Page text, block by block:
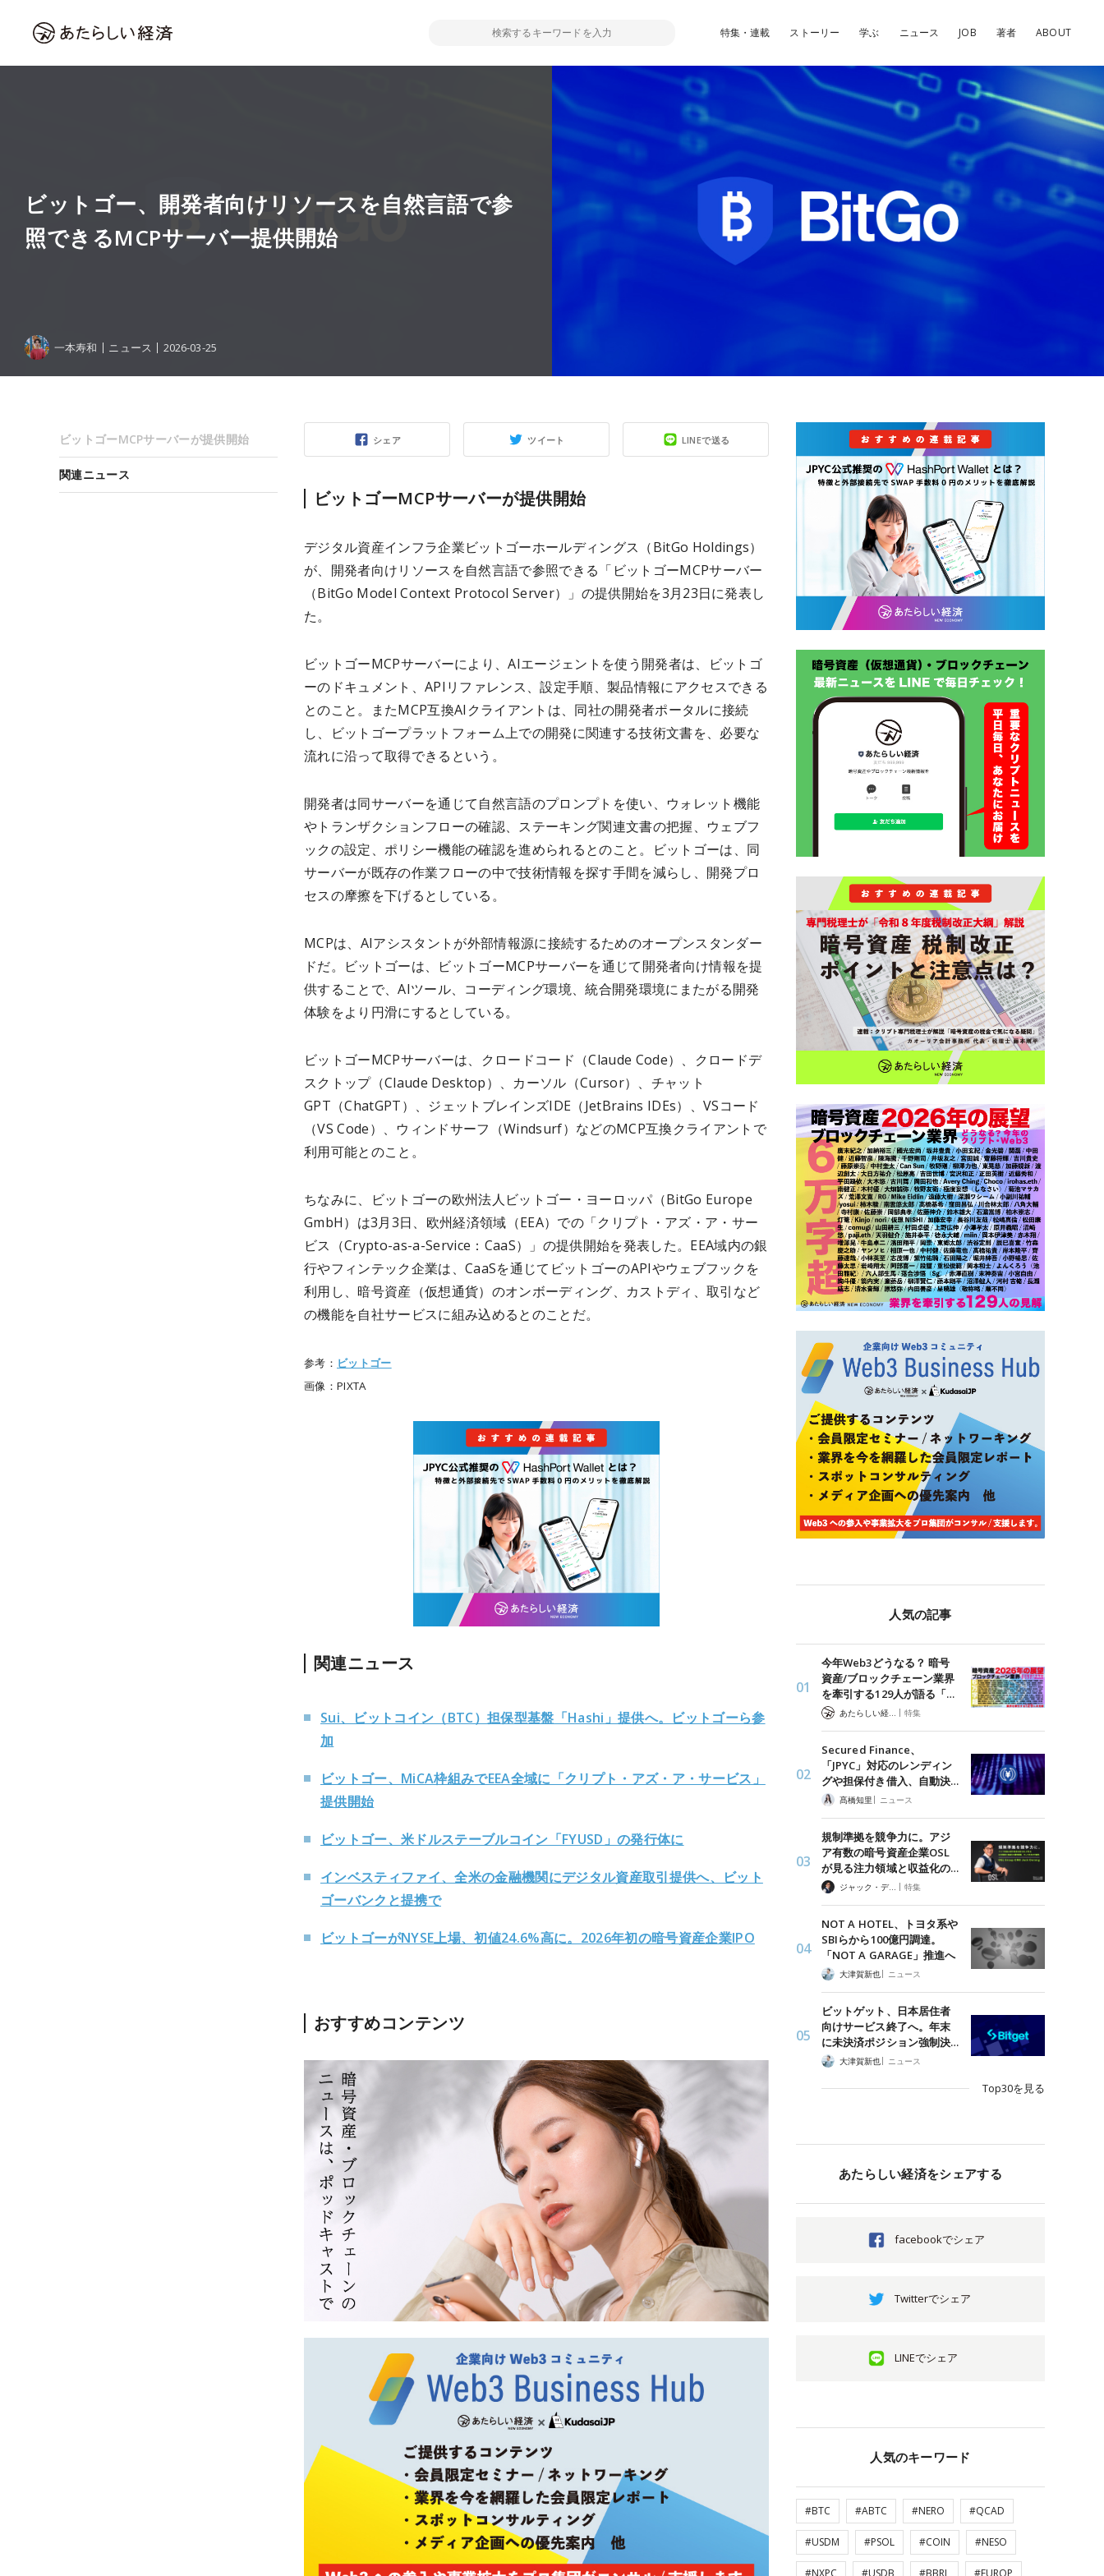
特集・連載 ストーリー 学ぶ ニュース JOB 著者 ABOUT
ビットゴー、開発者向けリソースを自然言語で参
照できるMCPサーバー提供開始
一本寿和 ニュース 2026-03-25
シェア ツイート LINEで送る
ビットゴーMCPサーバーが提供開始
デジタル資産インフラ企業ビットゴーホールディングス（BitGo Holdings）
が、開発者向けリソースを自然言語で参照できる「ビットゴーMCPサーバー
（BitGo Model Context Protocol Server）」の提供開始を3月23日に発表し
た。
ビットゴーMCPサーバーにより、AIエージェントを使う開発者は、ビットゴ
ーのドキュメント、APIリファレンス、設定手順、製品情報にアクセスできる
とのこと。またMCP互換AIクライアントは、同社の開発者ポータルに接続
し、ビットゴープラットフォーム上での開発に関連する技術文書を、必要な
流れに沿って取得できるという。
開発者は同サーバーを通じて自然言語のプロンプトを使い、ウォレット機能
やトランザクションフローの確認、ステーキング関連文書の把握、ウェブフ
ックの設定、ポリシー機能の確認を進められるとのこと。ビットゴーは、同
サーバーが既存の作業フローの中で技術情報を探す手間を減らし、開発プロ
セスの摩擦を下げるとしている。
MCPは、AIアシスタントが外部情報源に接続するためのオープンスタンダー
ドだ。ビットゴーは、ビットゴーMCPサーバーを通じて開発者向け情報を提
供することで、AIツール、コーディング環境、統合開発環境にまたがる開発
体験をより円滑にするとしている。
ビットゴーMCPサーバーは、クロードコード（Claude Code）、クロードデ
スクトップ（Claude Desktop）、カーソル（Cursor）、チャット
GPT（ChatGPT）、ジェットブレインズIDE（JetBrains IDEs）、VSコード
（VS Code）、ウィンドサーフ（Windsurf）などのMCP互換クライアントで
利用可能とのこと。
ちなみに、ビットゴーの欧州法人ビットゴー・ヨーロッパ（BitGo Europe
GmbH）は3月3日、欧州経済領域（EEA）での「クリプト・アズ・ア・サー
ビス（Crypto-as-a-Service：CaaS）」の提供開始を発表した。EEA域内の銀
行やフィンテック企業は、CaaSを通じてビットゴーのAPIやウェブフックを
利用し、暗号資産（仮想通貨）のオンボーディング、カストディ、取引など
の機能を自社サービスに組み込めるとのことだ。
参考： ビットゴー
画像：PIXTA
関連ニュース
Sui、ビットコイン（BTC）担保型基盤「Hashi」提供へ。ビットゴーら参
加
ビットゴー、MiCA枠組みでEEA全域に「クリプト・アズ・ア・サービス」
提供開始
ビットゴー、米ドルステーブルコイン「FYUSD」の発行体に
インベスティファイ、全米の金融機関にデジタル資産取引提供へ、ビット
ゴーバンクと提携で
ビットゴーがNYSE上場、初値24.6%高に。2026年初の暗号資産企業IPO
おすすめコンテンツ
ビットゴーMCPサーバーが提供開始
関連ニュース
人気の記事
今年Web3どうなる？ 暗号
資産/ブロックチェーン業界
を牽引する129人が語る「…
| 特集
Secured Finance、
「JPYC」対応のレンディン
グや担保付き借入、自動決…
髙橋知里 | ニュース
規制準拠を競争力に。アジ
ア有数の暗号資産企業OSL
が見る注力領域と収益化の…
ジャック・デロン（Jack Derong） | 特集
NOT A HOTEL、トヨタ系や
SBIらから100億円調達。
「NOT A GARAGE」推進へ
大津賀新也| ニュース
ビットゲット、日本居住者
向けサービス終了へ。年末
に未決済ポジション強制決…
大津賀新也| ニュース
Top30を見る
あたらしい経済をシェアする
facebookでシェア
Twitterでシェア
LINEでシェア
人気のキーワード
#BTC #ABTC #NERO #QCAD
#USDM #PSOL #COIN #NESO
#NXPC #USDB #BBRL #EUROP